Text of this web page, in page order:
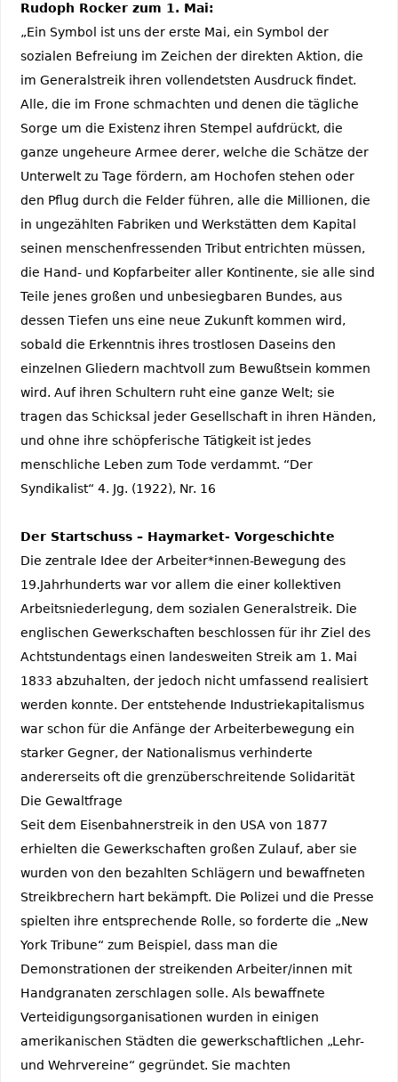
Rudoph Rocker zum 1. Mai:
„Ein Symbol ist uns der erste Mai, ein Symbol der
sozialen Befreiung im Zeichen der direkten Aktion, die
im Generalstreik ihren vollendetsten Ausdruck findet.
Alle, die im Frone schmachten und denen die tägliche
Sorge um die Existenz ihren Stempel aufdrückt, die
ganze ungeheure Armee derer, welche die Schätze der
Unterwelt zu Tage fördern, am Hochofen stehen oder
den Pflug durch die Felder führen, alle die Millionen, die
in ungezählten Fabriken und Werkstätten dem Kapital
seinen menschenfressenden Tribut entrichten müssen,
die Hand- und Kopfarbeiter aller Kontinente, sie alle sind
Teile jenes großen und unbesiegbaren Bundes, aus
dessen Tiefen uns eine neue Zukunft kommen wird,
sobald die Erkenntnis ihres trostlosen Daseins den
einzelnen Gliedern machtvoll zum Bewußtsein kommen
wird. Auf ihren Schultern ruht eine ganze Welt; sie
tragen das Schicksal jeder Gesellschaft in ihren Händen,
und ohne ihre schöpferische Tätigkeit ist jedes
menschliche Leben zum Tode verdammt. “Der
Syndikalist“ 4. Jg. (1922), Nr. 16
Der Startschuss – Haymarket- Vorgeschichte
Die zentrale Idee der Arbeiter*innen-Bewegung des
19.Jahrhunderts war vor allem die einer kollektiven
Arbeitsniederlegung, dem sozialen Generalstreik. Die
englischen Gewerkschaften beschlossen für ihr Ziel des
Achtstundentags einen landesweiten Streik am 1. Mai
1833 abzuhalten, der jedoch nicht umfassend realisiert
werden konnte. Der entstehende Industriekapitalismus
war schon für die Anfänge der Arbeiterbewegung ein
starker Gegner, der Nationalismus verhinderte
andererseits oft die grenzüberschreitende Solidarität
Die Gewaltfrage
Seit dem Eisenbahnerstreik in den USA von 1877
erhielten die Gewerkschaften großen Zulauf, aber sie
wurden von den bezahlten Schlägern und bewaffneten
Streikbrechern hart bekämpft. Die Polizei und die Presse
spielten ihre entsprechende Rolle, so forderte die „New
York Tribune“ zum Beispiel, dass man die
Demonstrationen der streikenden Arbeiter/innen mit
Handgranaten zerschlagen solle. Als bewaffnete
Verteidigungsorganisationen wurden in einigen
amerikanischen Städten die gewerkschaftlichen „Lehr-
und Wehrvereine“ gegründet. Sie machten